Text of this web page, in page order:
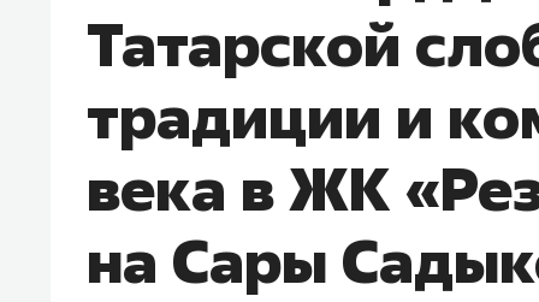
Татарской
традиции и
века в ЖК
на Сары
«Не зная местных
потерять минимум
полгода»
Как бизнесу выйти на зарубежные
чем интересен Оман?